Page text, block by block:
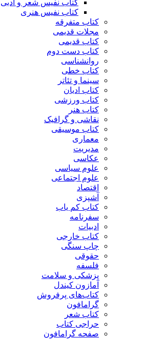
کتاب نفیس شعر و ادبی
کتاب نفیس هنری
کتاب متفرقه
مجلات قدیمی
کتاب قدیمی
کتاب دست دوم
روانشناسی
کتاب خطی
سینما و تئاتر
کتاب ادیان
کتاب ورزشی
کتاب هنر
نقاشی و گرافیک
کتاب موسیقی
معماری
مدیریت
عکاسی
علوم سیاسی
علوم اجتماعی
اقتصاد
آشپزی
کتاب کم یاب
سفرنامه
ادبیات
کتاب خارجی
چاپ سنگی
حقوقی
فلسفه
پزشکی و سلامت
آمازون کیندل
کتاب‌های پرفروش
گرامافون
کتاب شعر
حراجی کتاب
صفحه گرامافون